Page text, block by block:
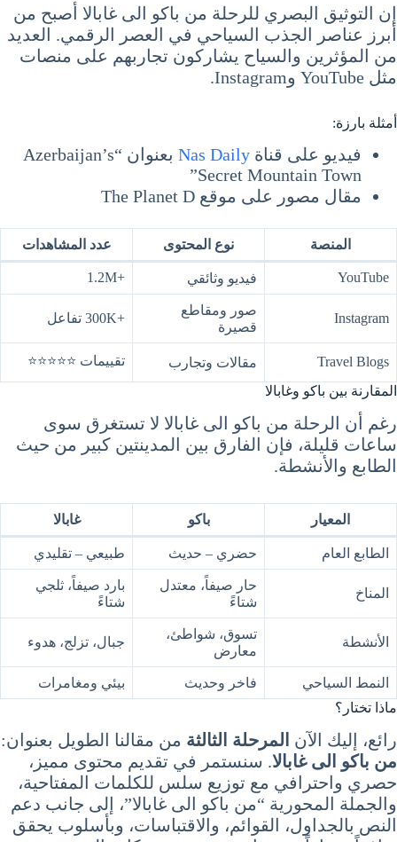
إن التوثيق البصري للرحلة من باكو الى غابالا أصبح من
أبرز عناصر الجذب السياحي في العصر الرقمي. العديد
من المؤثرين والسياح يشاركون تجاربهم على منصات
مثل YouTube وInstagram.
أمثلة بارزة:
فيديو على قناة Nas Daily
بعنوان “Azerbaijan’s
Secret Mountain Town”
مقال مصور على موقع The Planet D
المنصة نوع المحتوى عدد المشاهدات
YouTube فيديو وثائقي +1.2M
Instagram
صور ومقاطع
قصيرة
+300K تفاعل
Travel Blogs مقالات وتجارب
تقييمات ⭐⭐⭐⭐⭐
المقارنة بين باكو وغابالا
رغم أن الرحلة من باكو الى غابالا لا تستغرق سوى
ساعات قليلة، فإن الفارق بين المدينتين كبير من حيث
الطابع والأنشطة.
المعيار باكو غابالا
الطابع العام حضري – حديث طبيعي – تقليدي
المناخ
حار صيفاً، معتدل
شتاءً
بارد صيفاً، ثلجي
شتاءً
الأنشطة
تسوق، شواطئ،
معارض
جبال، تزلج، هدوء
النمط السياحي فاخر وحديث
بيئي ومغامرات
ماذا تختار؟
رائع، إليك الآن المرحلة الثالثة من مقالنا الطويل بعنوان:
من باكو الى غابالا. سنستمر في تقديم محتوى مميز،
حصري واحترافي مع توزيع سلس للكلمات المفتاحية،
والجملة المحورية “من باكو الى غابالا”، إلى جانب دعم
النص بالجداول، القوائم، والاقتباسات، وبأسلوب يحقق